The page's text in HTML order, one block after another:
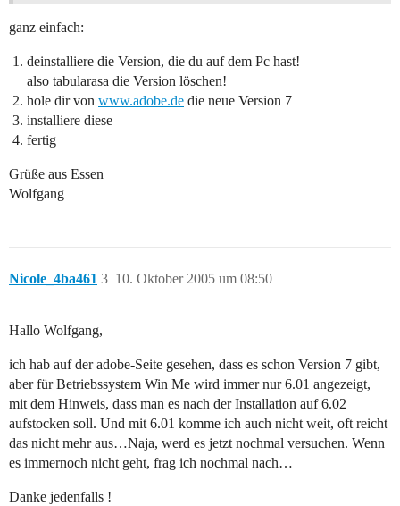
ganz einfach:
deinstalliere die Version, die du auf dem Pc hast!
also tabularasa die Version löschen!
hole dir von www.adobe.de die neue Version 7
installiere diese
fertig
Grüße aus Essen
Wolfgang
Nicole_4ba461 10. Oktober 2005 um 08:50
3
Hallo Wolfgang,
ich hab auf der adobe-Seite gesehen, dass es schon Version 7 gibt,
aber für Betriebssystem Win Me wird immer nur 6.01 angezeigt,
mit dem Hinweis, dass man es nach der Installation auf 6.02
aufstocken soll. Und mit 6.01 komme ich auch nicht weit, oft reicht
das nicht mehr aus…Naja, werd es jetzt nochmal versuchen. Wenn
es immernoch nicht geht, frag ich nochmal nach…
Danke jedenfalls !